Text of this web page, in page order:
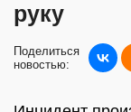
руку
Поделиться
новостью: